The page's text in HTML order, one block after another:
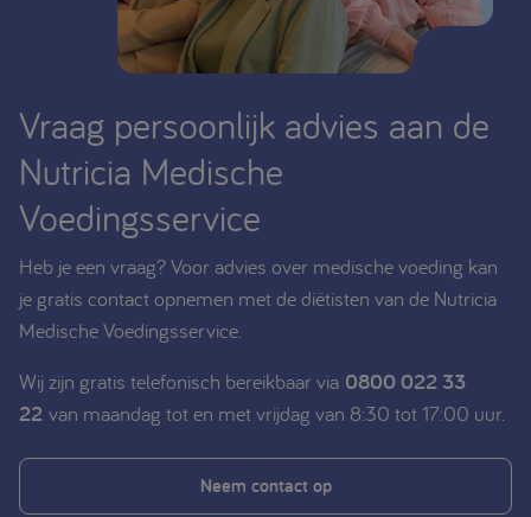
Vraag persoonlijk advies aan de
Nutricia Medische
Voedingsservice
Heb je een vraag? Voor advies over medische voeding kan
je gratis contact opnemen met de diëtisten van de Nutricia
Medische Voedingsservice.
Wij zijn gratis telefonisch bereikbaar via 0800 022 33
22 van maandag tot en met vrijdag van 8:30 tot 17:00 uur.
Neem contact op